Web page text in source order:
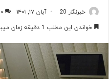
خبرنگار 20 آبان ۱۷, ۱۴۰۱ ۰
خواندن این مطلب 1 دقیقه زمان میبرد